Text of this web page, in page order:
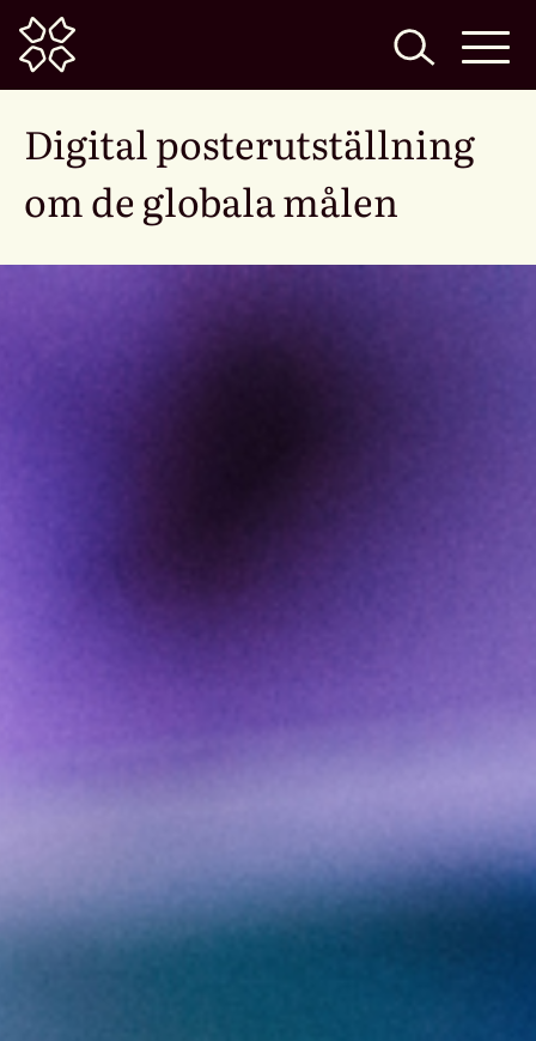
Home
Digital posterutställning
om de globala målen